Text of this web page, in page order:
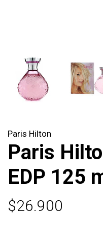
Paris Hilton
Paris
EDP 125
$26.900